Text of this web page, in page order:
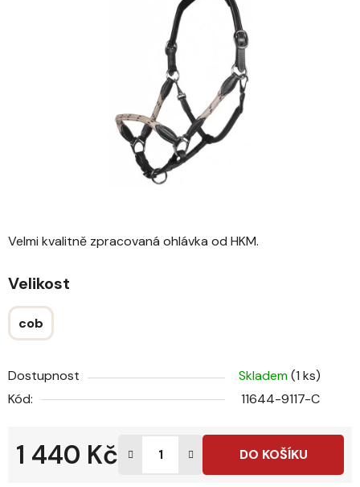
Velmi kvalitně zpracovaná ohlávka od HKM.
Velikost
cob
Dostupnost Skladem(1 ks)
Kód:
11644-9117-C
1 440 Kč DO KOŠÍKU